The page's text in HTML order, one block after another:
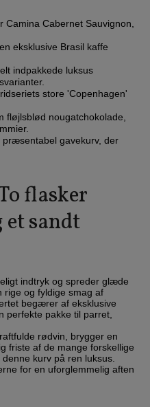
Camina Cabernet Sauvignon,
eksklusive Brasil kaffe
indpakkede luksus
store 'Copenhagen'
fløjlsblød nougatchokolade,
præsentabel gavekurv, der
flasker
sandt
indtryk og spreder glæde
rige og fyldige smag af
begærer af eksklusive
perfekte pakke til parret,
rødvin, brygger en
friste af de mange forskellige
kurv på ren luksus.
for en uforglemmelig aften